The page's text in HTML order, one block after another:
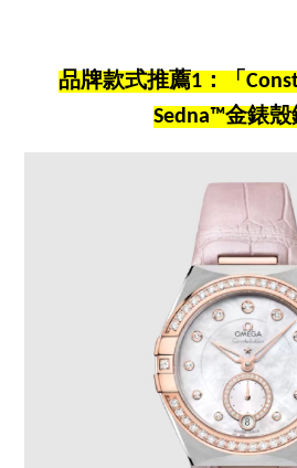
品牌款式推薦1：「
Sedna™金錶殼